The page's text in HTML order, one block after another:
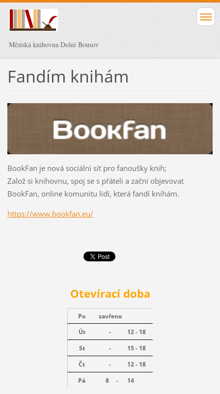
Městská knihovna Dolní Bousov
Fandím knihám
BookFan je nová sociální síť pro fanoušky knih;
Založ si knihovnu, spoj se s přáteli a začni objevovat
BookFan, online komunitu lidí, která fandí knihám.
https://www.bookfan.eu/
Otevírací doba
Po
zavřeno
Út
-
12 - 18
St
-
15 - 18
Čt
-
12 - 18
Pá
8 - 14